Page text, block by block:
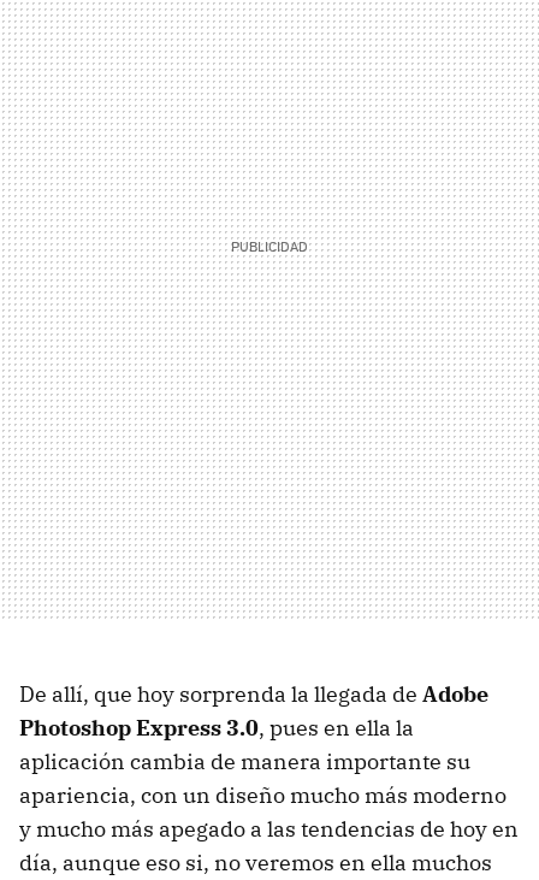
De allí, que hoy sorprenda la llegada de Adobe
Photoshop Express 3.0, pues en ella la
aplicación cambia de manera importante su
apariencia, con un diseño mucho más moderno
y mucho más apegado a las tendencias de hoy en
día, aunque eso si, no veremos en ella muchos